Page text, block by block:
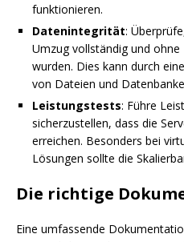
funktionieren.
Datenintegrität:
Umzug vollständig und
wurden. Dies kann durch
von Dateien und
Leistungstests: Führe
sicherzustellen, dass die
erreichen. Besonders bei
Lösungen sollte die
Die richtige
Eine umfassende